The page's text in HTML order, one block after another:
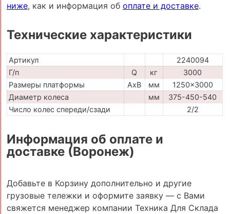
ниже, как и информация об оплате и доставке.
Технические характеристики
Артикул
2240094
Г/п
Q кг
3000
Размеры платформы
AxB мм
1250x3000
Диаметр колеса
мм
375-450-540
Число колес спереди/сзади
2/2
Информация об оплате и
доставке (Воронеж)
Добавьте в Корзину дополнительно и другие
грузовые тележки и оформите заявку — с Вами
свяжется менеджер компании Техника Для Склада